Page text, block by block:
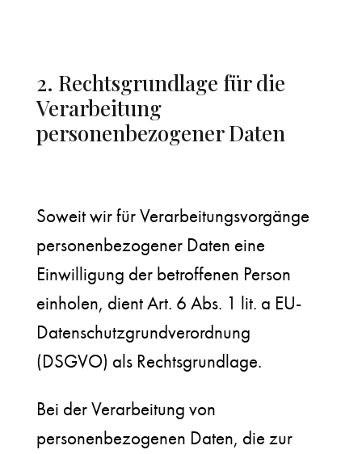
2. Rechtsgrundlage für die
Verarbeitung
personenbezogener Daten
Soweit wir für Verarbeitungsvorgänge
personenbezogener Daten eine
Einwilligung der betroffenen Person
einholen, dient Art. 6 Abs. 1 lit. a EU-
Datenschutzgrundverordnung
(DSGVO) als Rechtsgrundlage.
Bei der Verarbeitung von
personenbezogenen Daten, die zur